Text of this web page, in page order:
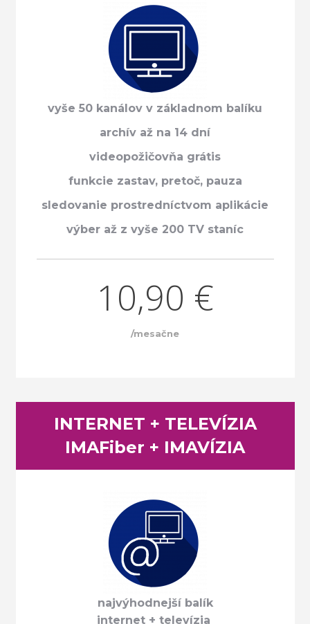
vyše 50 kanálov v základnom balíku
archív až na 14 dní
videopožičovňa grátis
funkcie zastav, pretoč, pauza
sledovanie prostredníctvom aplikácie
výber až z vyše 200 TV staníc
10,90 €
/mesačne
INTERNET + TELEVÍZIA
IMAFiber + IMAVÍZIA
najvýhodnejší balík
internet + televízia